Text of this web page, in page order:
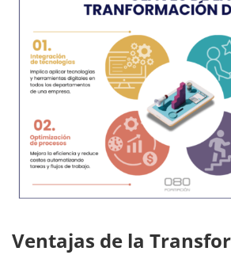
Ventajas de la